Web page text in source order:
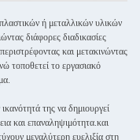
ή μεταλλικών υλικών
διάφορες διαδικασίες
και μετακινώντας
τοποθετεί το εργασιακό
της να δημιουργεί
και επαναληψιμότητα.και
μεγαλύτερη ευελιξία στη